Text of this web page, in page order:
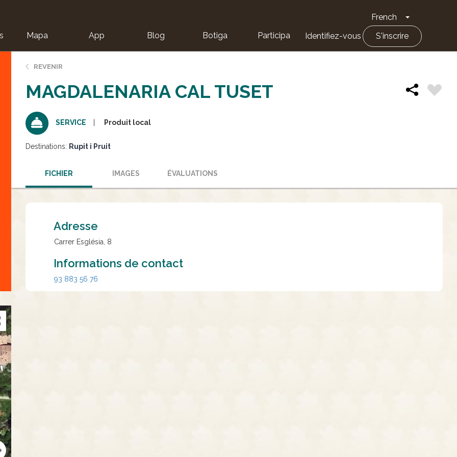
French Toggle
Mapa App Blog Botiga Participa Identifiez-vous S'inscrire
REVENIR
MAGDALENARIA CAL TUSET
SERVICE Produit local
Destinations: Rupit i Pruit
FICHIER IMAGES ÉVALUATIONS
Adresse
Carrer Església, 8
Informations de contact
93 883 56 76